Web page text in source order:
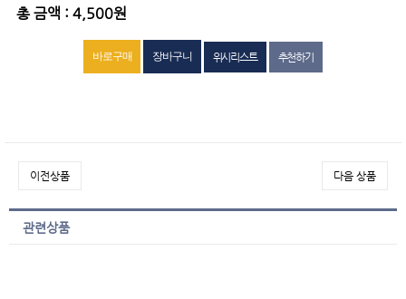
총 금액 : 4,500원
위시리스트 추천하기
이전상품 다음 상품
관련상품